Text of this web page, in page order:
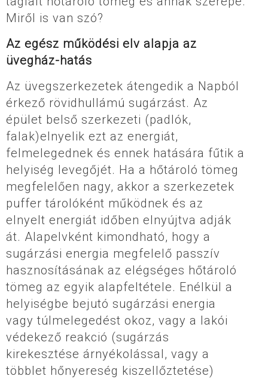
Miről is van szó?
Az egész működési elv alapja az
üvegház-hatás
Az üvegszerkezetek átengedik a Napból
érkező rövidhullámú sugárzást. Az
épület belső szerkezeti (padlók,
falak)elnyelik ezt az energiát,
felmelegednek és ennek hatására fűtik a
helyiség levegőjét. Ha a hőtároló tömeg
megfelelően nagy, akkor a szerkezetek
puffer tárolóként működnek és az
elnyelt energiát időben elnyújtva adják
át. Alapelvként kimondható, hogy a
sugárzási energia megfelelő passzív
hasznosításának az elégséges hőtároló
tömeg az egyik alapfeltétele. Enélkül a
helyiségbe bejutó sugárzási energia
vagy túlmelegedést okoz, vagy a lakói
védekező reakció (sugárzás
kirekesztése árnyékolással, vagy a
többlet hőnyereség kiszellőztetése)